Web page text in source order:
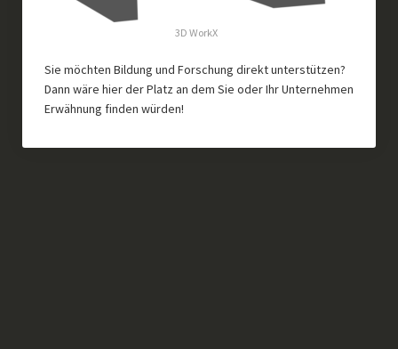
3D WorkX
Sie möchten Bildung und Forschung direkt unterstützen?
Dann wäre hier der Platz an dem Sie oder Ihr Unternehmen
Erwähnung finden würden!